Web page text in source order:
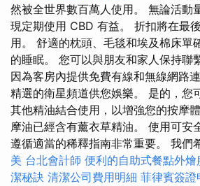
然被全世界數百萬人使用。 無論活動
現定期使用 CBD 有益。 折扣將在最
用。 舒適的枕頭、毛毯和埃及棉床單
的睡眠。 您可以與朋友和家人保持聯
因為客房內提供免費有線和無線網路
精選的衛星頻道供您娛樂。 是的，您
其他精油結合使用，以增強您的按摩
摩油已經含有薰衣草精油。 使用可安
遵循適當的稀釋指南非常重要。 我
美 台北會計師 便利的自助式餐點外燴
潔秘訣 清潔公司費用明細 菲律賓簽證